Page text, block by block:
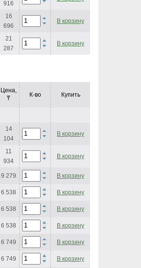
916
16
696
В корзину
21
287
В корзину
Цена,
₸
К-во Купить
14
104
В корзину
11
934
В корзину
9 279
В корзину
6 538
В корзину
6 538
В корзину
6 538
В корзину
6 749
В корзину
6 749
В корзину